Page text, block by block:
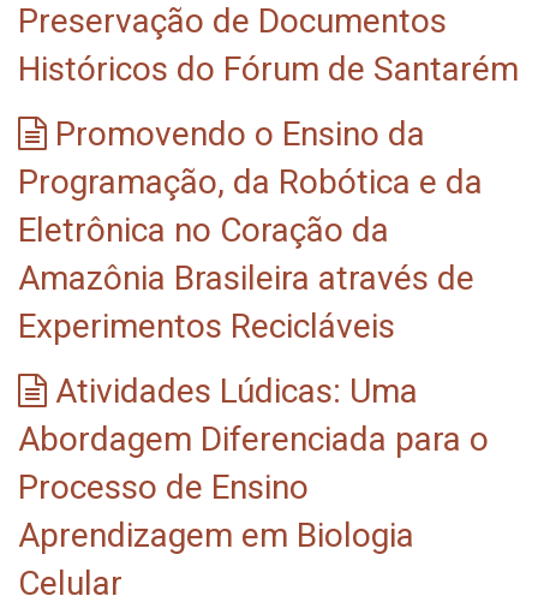
Preservação de Documentos
Históricos do Fórum de Santarém
Promovendo o Ensino da
Programação, da Robótica e da
Eletrônica no Coração da
Amazônia Brasileira através de
Experimentos Recicláveis
Atividades Lúdicas: Uma
Abordagem Diferenciada para o
Processo de Ensino
Aprendizagem em Biologia
Celular